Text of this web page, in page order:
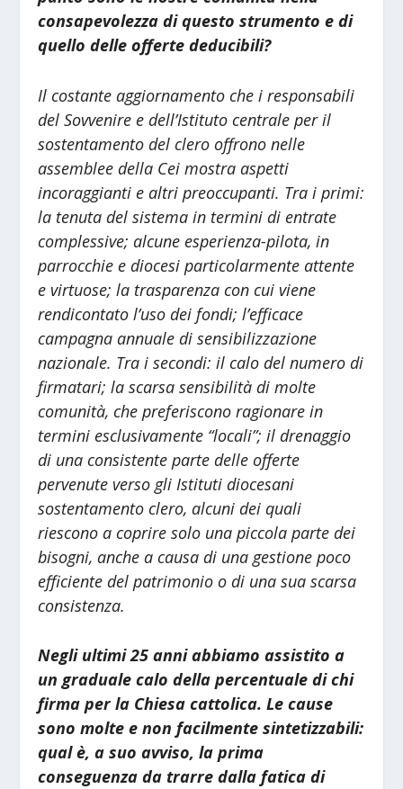
consapevolezza di questo strumento e di
quello delle offerte deducibili?
Il costante aggiornamento che i responsabili
del Sovvenire e dell’Istituto centrale per il
sostentamento del clero offrono nelle
assemblee della Cei mostra aspetti
incoraggianti e altri preoccupanti. Tra i primi:
la tenuta del sistema in termini di entrate
complessive; alcune esperienza-pilota, in
parrocchie e diocesi particolarmente attente
e virtuose; la trasparenza con cui viene
rendicontato l’uso dei fondi; l’efficace
campagna annuale di sensibilizzazione
nazionale. Tra i secondi: il calo del numero di
firmatari; la scarsa sensibilità di molte
comunità, che preferiscono ragionare in
termini esclusivamente “locali”; il drenaggio
di una consistente parte delle offerte
pervenute verso gli Istituti diocesani
sostentamento clero, alcuni dei quali
riescono a coprire solo una piccola parte dei
bisogni, anche a causa di una gestione poco
efficiente del patrimonio o di una sua scarsa
consistenza.
Negli ultimi 25 anni abbiamo assistito a
un graduale calo della percentuale di chi
firma per la Chiesa cattolica. Le cause
sono molte e non facilmente sintetizzabili:
qual è, a suo avviso, la prima
conseguenza da trarre dalla fatica di